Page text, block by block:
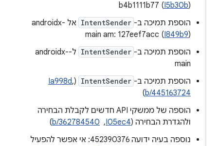
b4b1111b77 (I5b30b
הוספת תמיכה ב- IntentSender
אל androidx-
main am: 127eef7acc (I849b9
הוספת תמיכה ב- IntentSender
ל-androidx-
main
הוספת תמיכה ב- IntentSender
(
Ia998d ,
b/445163724
)
הוספה של ממשקי API חדשים לקבלת הבחירה
ולהגדרת הבחירה (I05ec4
, ‏
b/362784540
)
נוספה בעיה ידועה 452390376: אי אפשר להפעיל